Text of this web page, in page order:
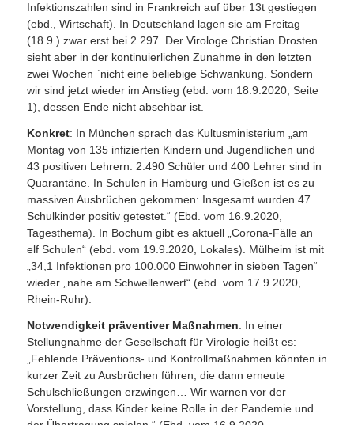
Infektionszahlen sind in Frankreich auf über 13t gestiegen
(ebd., Wirtschaft). In Deutschland lagen sie am Freitag
(18.9.) zwar erst bei 2.297. Der Virologe Christian Drosten
sieht aber in der kontinuierlichen Zunahme in den letzten
zwei Wochen `nicht eine beliebige Schwankung. Sondern
wir sind jetzt wieder im Anstieg (ebd. vom 18.9.2020, Seite
1), dessen Ende nicht absehbar ist.
Konkret: In München sprach das Kultusministerium „am
Montag von 135 infizierten Kindern und Jugendlichen und
43 positiven Lehrern. 2.490 Schüler und 400 Lehrer sind in
Quarantäne. In Schulen in Hamburg und Gießen ist es zu
massiven Ausbrüchen gekommen: Insgesamt wurden 47
Schulkinder positiv getestet.“ (Ebd. vom 16.9.2020,
Tagesthema). In Bochum gibt es aktuell „Corona-Fälle an
elf Schulen“ (ebd. vom 19.9.2020, Lokales). Mülheim ist mit
„34,1 Infektionen pro 100.000 Einwohner in sieben Tagen“
wieder „nahe am Schwellenwert“ (ebd. vom 17.9.2020,
Rhein-Ruhr).
Notwendigkeit präventiver Maßnahmen: In einer
Stellungnahme der Gesellschaft für Virologie heißt es:
„Fehlende Präventions- und Kontrollmaßnahmen könnten in
kurzer Zeit zu Ausbrüchen führen, die dann erneute
Schulschließungen erzwingen… Wir warnen vor der
Vorstellung, dass Kinder keine Rolle in der Pandemie und